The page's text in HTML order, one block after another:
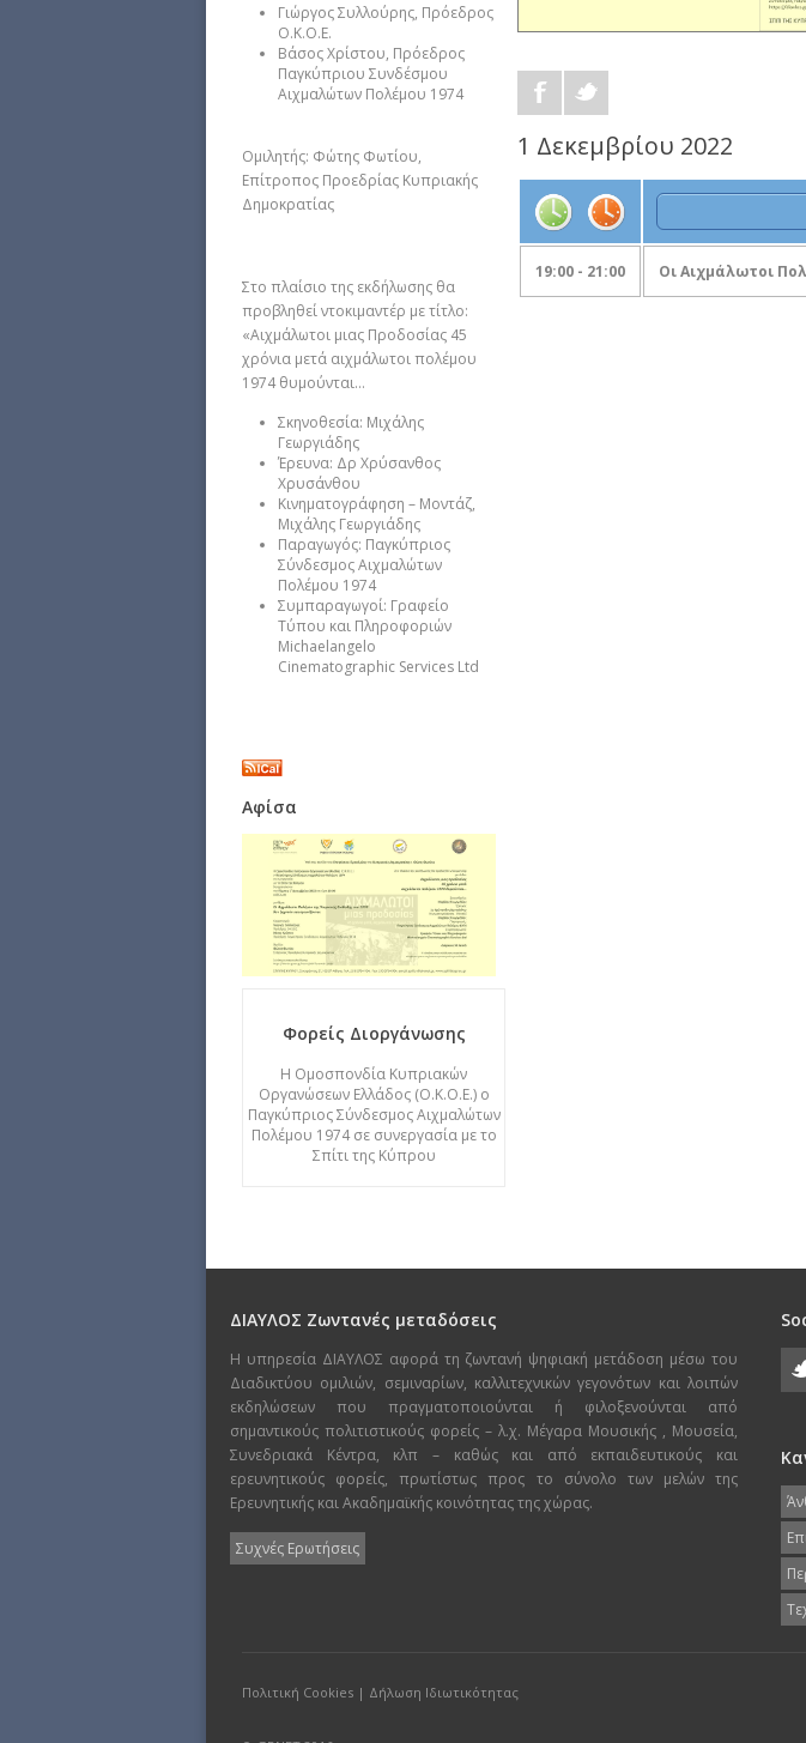
Γιώργος Συλλούρης, Πρόεδρος
Ο.Κ.Ο.Ε.
Βάσος Χρίστου, Πρόεδρος
Παγκύπριου Συνδέσμου
Αιχμαλώτων Πολέμου 1974
Ομιλητής: Φώτης Φωτίου,
Επίτροπος Προεδρίας Κυπριακής
Δημοκρατίας
Στο πλαίσιο της εκδήλωσης θα
προβληθεί ντοκιμαντέρ με τίτλο:
«Αιχμάλωτοι μιας Προδοσίας 45
χρόνια μετά αιχμάλωτοι πολέμου
1974 θυμούνται…
Σκηνοθεσία: Μιχάλης
Γεωργιάδης
Έρευνα: Δρ Χρύσανθος
Χρυσάνθου
Κινηματογράφηση – Μοντάζ,
Μιχάλης Γεωργιάδης
Παραγωγός: Παγκύπριος
Σύνδεσμος Αιχμαλώτων
Πολέμου 1974
Συμπαραγωγοί: Γραφείο
Τύπου και Πληροφοριών
Michaelangelo
Cinematographic Services Ltd
Αφίσα
Φορείς Διοργάνωσης
Η Ομοσπονδία Κυπριακών
Οργανώσεων Ελλάδος (Ο.Κ.Ο.Ε.) ο
Παγκύπριος Σύνδεσμος Αιχμαλώτων
Πολέμου 1974 σε συνεργασία με το
Σπίτι της Κύπρου
1 Δεκεμβρίου 2022
19:00 - 21:00 Οι Αιχμάλωτοι
ΔΙΑΥΛΟΣ Ζωντανές μεταδόσεις
Η υπηρεσία ΔΙΑΥΛΟΣ αφορά τη ζωντανή ψηφιακή μετάδοση μέσω του
Διαδικτύου ομιλιών, σεμιναρίων, καλλιτεχνικών γεγονότων και λοιπών
εκδηλώσεων που πραγματοποιούνται ή φιλοξενούνται από
σημαντικούς πολιτιστικούς φορείς – λ.χ. Μέγαρα Μουσικής , Μουσεία,
Συνεδριακά Κέντρα, κλπ – καθώς και από εκπαιδευτικούς και
ερευνητικούς φορείς, πρωτίστως προς το σύνολο των μελών της
Ερευνητικής και Ακαδημαϊκής κοινότητας της χώρας.
Συχνές Ερωτήσεις
Πολιτική Cookies | Δήλωση Ιδιωτικότητας